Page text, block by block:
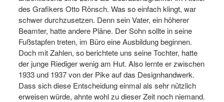
des Grafikers Otto Rönsch. Was so einfach klingt, war
schwer durchzusetzen. Denn sein Vater, ein höherer
Beamter, hatte andere Pläne. Der Sohn sollte in seine
Fußstapfen treten, im Büro eine Ausbildung beginnen.
Doch mit Zahlen, so berichtete uns seine Tochter, hatte
der junge Riediger wenig am Hut. Also lernte er zwischen
1933 und 1937 von der Pike auf das Designhandwerk.
Dass sich diese Entscheidung einmal als sehr nützlich
erweisen würde, ahnte wohl zu dieser Zeit noch niemand.